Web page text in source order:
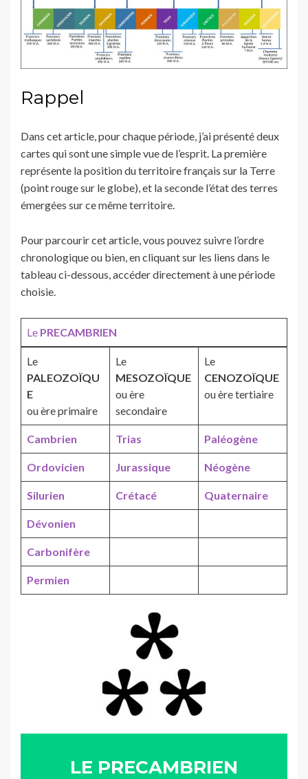
Rappel
Dans cet article, pour chaque période, j’ai présenté deux
cartes qui sont une simple vue de l’esprit. La première
représente la position du territoire français sur la Terre
(point rouge sur le globe), et la seconde l’état des terres
émergées sur ce même territoire.
Pour parcourir cet article, vous pouvez suivre l’ordre
chronologique ou bien, en cliquant sur les liens dans le
tableau ci-dessous, accéder directement à une période
choisie.
Le PRECAMBRIEN
Le
PALEOZOÏQU
E
ou ère primaire
Le
MESOZOÏQUE
ou ère
secondaire
Le
CENOZOÏQUE
ou ère tertiaire
Cambrien Trias Paléogène
Ordovicien Jurassique Néogène
Silurien Crétacé Quaternaire
Dévonien
Carbonifère
Permien
LE PRECAMBRIEN